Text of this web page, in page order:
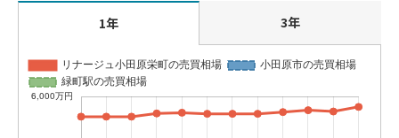
1年 3年